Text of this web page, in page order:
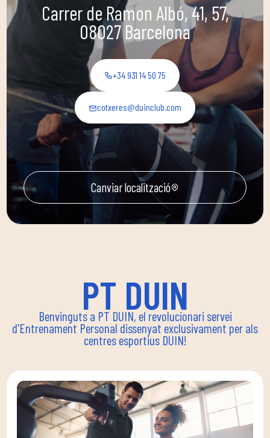
Carrer de Ramon Albó, 41, 57,
08027 Barcelona
+34 931 14 50 75
cotxeres@duinclub.com
Canviar localització
PT DUIN
Benvinguts a PT DUIN, el revolucionari servei
d'Entrenament Personal dissenyat exclusivament per als
centres esportius DUIN!